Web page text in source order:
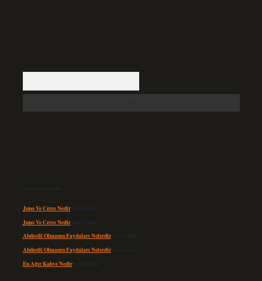
Son yorumlar
Juno Ve Ceres Nediriçin admin
Juno Ve Ceres Nediriçin Altan
Abdestli Olmanın Faydaları Nelerdiriçin admin
Abdestli Olmanın Faydaları Nelerdiriçin Alper
En Ağır Kahve Nediriçin admin